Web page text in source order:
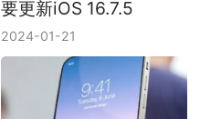
要更新iOS 16.7.5
2024-01-21